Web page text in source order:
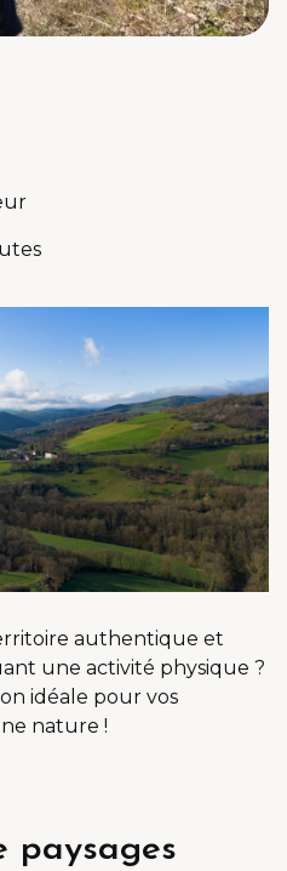
authentique et
une activité physique ?
idéale pour vos
nature !
paysages